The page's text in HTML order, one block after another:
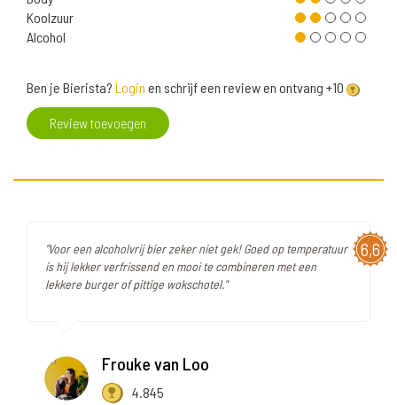
Koolzuur
Alcohol
Ben je Bierista? Login en schrijf een review en ontvang +10
Review toevoegen
6,6
"Voor een alcoholvrij bier zeker niet gek! Goed op temperatuur
is hij lekker verfrissend en mooi te combineren met een
lekkere burger of pittige wokschotel."
Frouke van Loo
4.845